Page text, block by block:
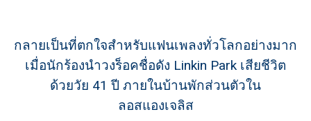
กลายเป็นที่ตกใจสำหรับแฟนเพลงทั่วโลกอย่างมาก
เมื่อนักร้องนำวงร็อคชื่อดัง Linkin Park เสียชีวิต
ด้วยวัย 41 ปี ภายในบ้านพักส่วนตัวใน
ลอสแองเจลิส